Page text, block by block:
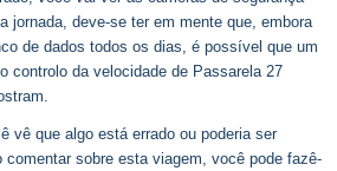
jornada, deve-se ter em mente que, embora
de dados todos os dias, é possível que um
controlo da velocidade de Passarela 27
vê que algo está errado ou poderia ser
comentar sobre esta viagem, você pode fazê-